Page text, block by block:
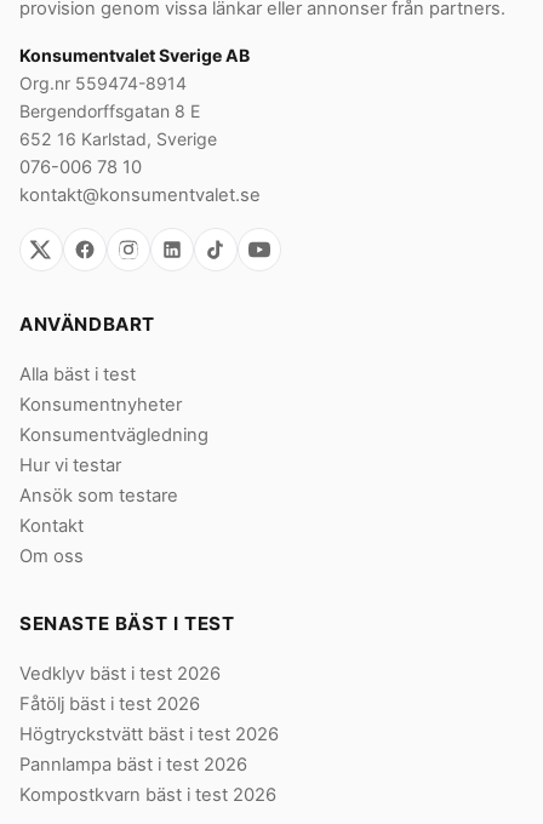
provision genom vissa länkar eller annonser från partners.
Konsumentvalet Sverige AB
Org.nr 559474-8914
Bergendorffsgatan 8 E
652 16 Karlstad, Sverige
076-006 78 10
kontakt@konsumentvalet.se
ANVÄNDBART
Alla bäst i test
Konsumentnyheter
Konsumentvägledning
Hur vi testar
Ansök som testare
Kontakt
Om oss
SENASTE BÄST I TEST
Vedklyv bäst i test 2026
Fåtölj bäst i test 2026
Högtryckstvätt bäst i test 2026
Pannlampa bäst i test 2026
Kompostkvarn bäst i test 2026